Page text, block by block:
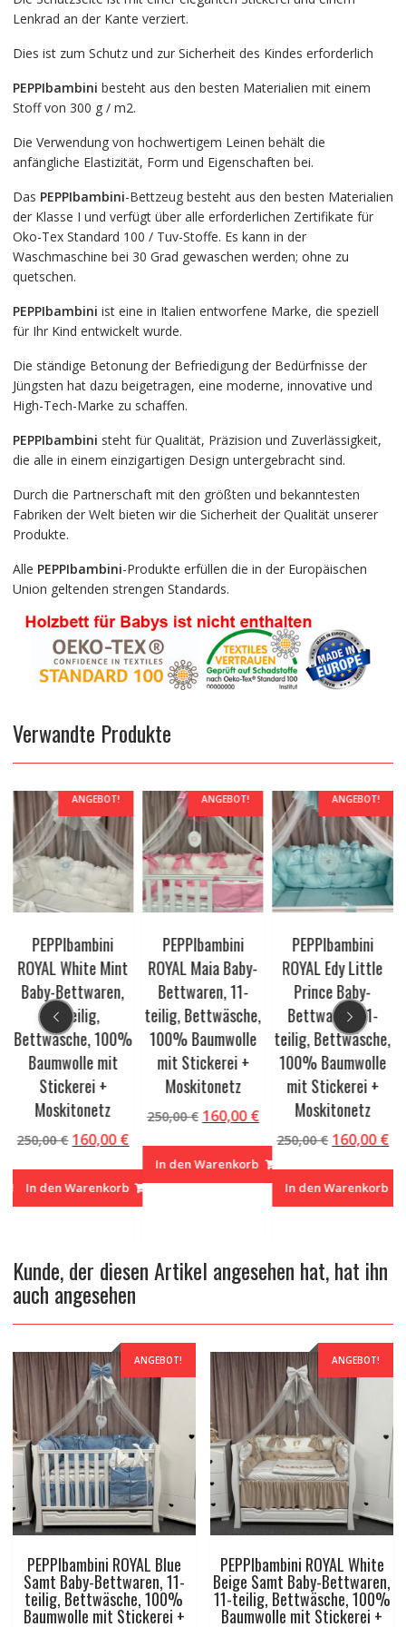
Lenkrad an der Kante verziert.
Dies ist zum Schutz und zur Sicherheit des Kindes erforderlich
PEPPIbambini besteht aus den besten Materialien mit einem
Stoff von 300 g / m2.
Die Verwendung von hochwertigem Leinen behält die
anfängliche Elastizität, Form und Eigenschaften bei.
Das PEPPIbambini-Bettzeug besteht aus den besten Materialien
der Klasse I und verfügt über alle erforderlichen Zertifikate für
Oko-Tex Standard 100 / Tuv-Stoffe. Es kann in der
Waschmaschine bei 30 Grad gewaschen werden; ohne zu
quetschen.
PEPPIbambini ist eine in Italien entworfene Marke, die speziell
für Ihr Kind entwickelt wurde.
Die ständige Betonung der Befriedigung der Bedürfnisse der
Jüngsten hat dazu beigetragen, eine moderne, innovative und
High-Tech-Marke zu schaffen.
PEPPIbambini steht für Qualität, Präzision und Zuverlässigkeit,
die alle in einem einzigartigen Design untergebracht sind.
Durch die Partnerschaft mit den größten und bekanntesten
Fabriken der Welt bieten wir die Sicherheit der Qualität unserer
Produkte.
Alle PEPPIbambini-Produkte erfüllen die in der Europäischen
Union geltenden strengen Standards.
Verwandte Produkte
€.
ANGEBOT!
PEPPIbambini
ROYAL White Mint
Baby-Bettwaren,
11-teilig,
Bettwäsche, 100%
Baumwolle mit
Stickerei +
Moskitonetz
250,00€ Ursprünglicher
war:
250,00 €
160,00€Aktueller
Preis
ist:
160,00 €.
In den Warenkorb
ANGEBOT!
PEPPIbambini
ROYAL Maia Baby-
Bettwaren, 11-
teilig, Bettwäsche,
100% Baumwolle
mit Stickerei +
Moskitonetz
250,00€ Ursprünglicher
war:
250,00 €
160,00€Aktueller
Preis
ist:
160,00 €.
In den Warenkorb
ANGEBOT!
PEPPIbambini
ROYAL Edy Little
Prince Baby-
Bettwaren, 11-
teilig, Bettwäsche,
100% Baumwolle
mit Stickerei +
Moskitonetz
250,00€
war:
250,00 €
160,00€
In den Warenkorb
Kunde, der diesen Artikel angesehen hat, hat ihn
auch angesehen
ANGEBOT!
PEPPIbambini ROYAL Blue
Samt Baby-Bettwaren, 11-
teilig, Bettwäsche, 100%
Baumwolle mit Stickerei +
ANGEBOT!
PEPPIbambini ROYAL White
Beige Samt Baby-Bettwaren,
11-teilig, Bettwäsche, 100%
Baumwolle mit Stickerei +